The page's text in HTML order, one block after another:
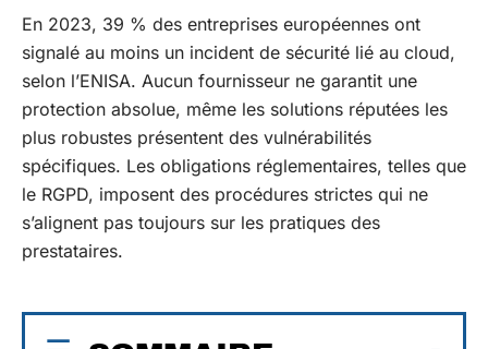
En 2023, 39 % des entreprises européennes ont
signalé au moins un incident de sécurité lié au cloud,
selon l’ENISA. Aucun fournisseur ne garantit une
protection absolue, même les solutions réputées les
plus robustes présentent des vulnérabilités
spécifiques. Les obligations réglementaires, telles que
le RGPD, imposent des procédures strictes qui ne
s’alignent pas toujours sur les pratiques des
prestataires.